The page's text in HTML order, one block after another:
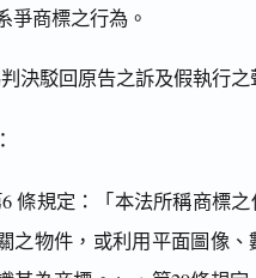
爭商標之行為。
決駁回原告之訴及假執行之
條規定：「本法所稱商標
之物件，或利用平面圖像